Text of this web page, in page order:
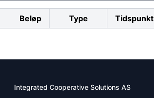
Beløp Type Tidspunkt
Integrated Cooperative Solutions AS